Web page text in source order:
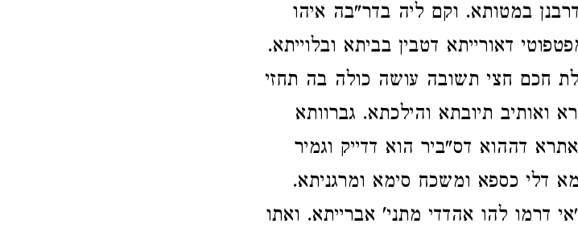
דרבנן במטותא. וקם ליה בדר"בה איהו
דאורייתא דטבין בביתא ובלוייתא.
חכם חצי תשובה עושה כולה בה תחזי
ואותיב תיובתא והילכתא. גברוותא
דההוא דס"ביר הוא דדייק וגמיר
דלי כספא ומשכח סימא ומרגניתא.
דרמו להו אהדדי מתני' אברייתא. ואתו